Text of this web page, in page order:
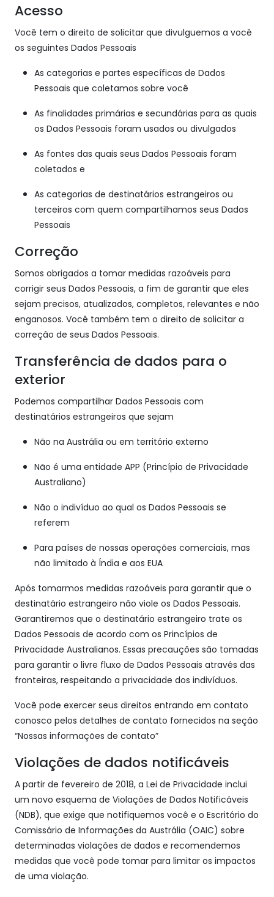
Acesso
Você tem o direito de solicitar que divulguemos a você
os seguintes Dados Pessoais
As categorias e partes específicas de Dados
Pessoais que coletamos sobre você
As finalidades primárias e secundárias para as quais
os Dados Pessoais foram usados ou divulgados
As fontes das quais seus Dados Pessoais foram
coletados e
As categorias de destinatários estrangeiros ou
terceiros com quem compartilhamos seus Dados
Pessoais
Correção
Somos obrigados a tomar medidas razoáveis para
corrigir seus Dados Pessoais, a fim de garantir que eles
sejam precisos, atualizados, completos, relevantes e não
enganosos. Você também tem o direito de solicitar a
correção de seus Dados Pessoais.
Transferência de dados para o
exterior
Podemos compartilhar Dados Pessoais com
destinatários estrangeiros que sejam
Não na Austrália ou em território externo
Não é uma entidade APP (Princípio de Privacidade
Australiano)
Não o indivíduo ao qual os Dados Pessoais se
referem
Para países de nossas operações comerciais, mas
não limitado à Índia e aos EUA
Após tomarmos medidas razoáveis para garantir que o
destinatário estrangeiro não viole os Dados Pessoais.
Garantiremos que o destinatário estrangeiro trate os
Dados Pessoais de acordo com os Princípios de
Privacidade Australianos. Essas precauções são tomadas
para garantir o livre fluxo de Dados Pessoais através das
fronteiras, respeitando a privacidade dos indivíduos.
Você pode exercer seus direitos entrando em contato
conosco pelos detalhes de contato fornecidos na seção
“Nossas informações de contato”
Violações de dados notificáveis
A partir de fevereiro de 2018, a Lei de Privacidade inclui
um novo esquema de Violações de Dados Notificáveis
(NDB), que exige que notifiquemos você e o Escritório do
Comissário de Informações da Austrália (OAIC) sobre
determinadas violações de dados e recomendemos
medidas que você pode tomar para limitar os impactos
de uma violação.